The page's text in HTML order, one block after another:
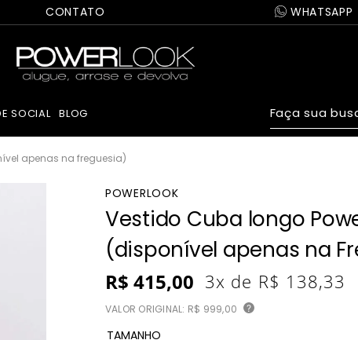
CONTATO WHATSAPP
SOCIAL BLOG Faça sua busca
apenas na freguesia)
POWERLOOK
Vestido Cuba longo
(disponível apenas na
R$ 415,00 3x de R$ 138,33
VALOR ORIGINAL: R$ 999,00 ?
TAMANHO